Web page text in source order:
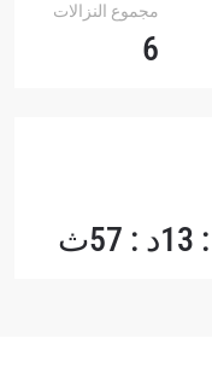
مجموع النزالات
6